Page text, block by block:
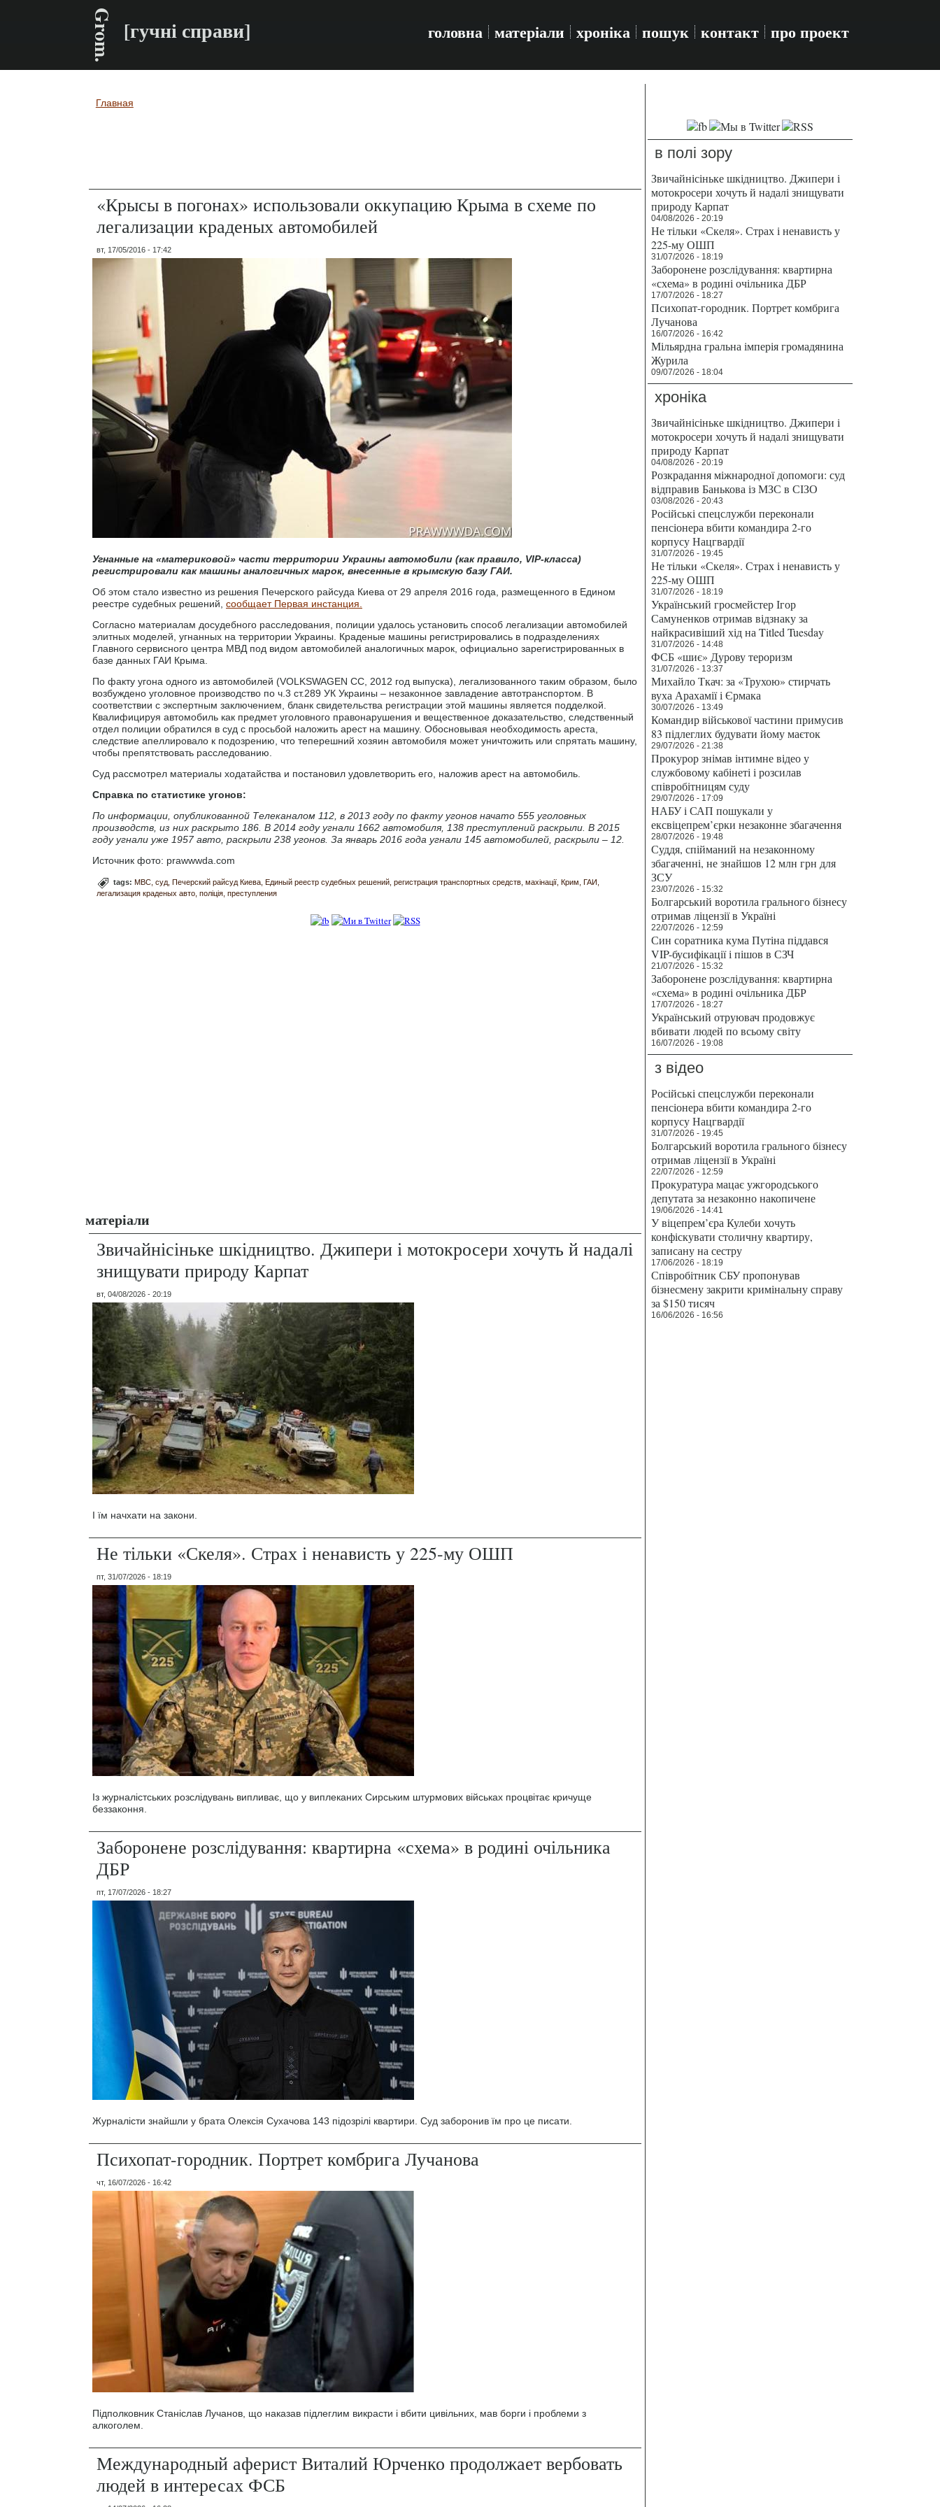
Grom. [гучні справи] головна матеріали хроніка пошук контакт про проект
Вы здесь
Главная
«Крысы в погонах» использовали оккупацию Крыма в схеме по
легализации краденых автомобилей
вт, 17/05/2016 - 17:42
Угнанные на «материковой» части территории Украины автомобили (как правило, VIP-класса)
регистрировали как машины аналогичных марок, внесенные в крымскую базу ГАИ.
Об этом стало известно из решения Печерского райсуда Киева от 29 апреля 2016 года, размещенного в Едином
реестре судебных решений, сообщает Первая инстанция.
Согласно материалам досудебного расследования, полиции удалось установить способ легализации автомобилей
элитных моделей, угнанных на территории Украины. Краденые машины регистрировались в подразделениях
Главного сервисного центра МВД под видом автомобилей аналогичных марок, официально зарегистрированных в
базе данных ГАИ Крыма.
По факту угона одного из автомобилей (VOLKSWAGEN CC, 2012 год выпуска), легализованного таким образом, было
возбуждено уголовное производство по ч.3 ст.289 УК Украины – незаконное завладение автотранспортом. В
соответствии с экспертным заключением, бланк свидетельства регистрации этой машины является подделкой.
Квалифицируя автомобиль как предмет уголовного правонарушения и вещественное доказательство, следственный
отдел полиции обратился в суд с просьбой наложить арест на машину. Обосновывая необходимость ареста,
следствие апеллировало к подозрению, что теперешний хозяин автомобиля может уничтожить или спрятать машину,
чтобы препятствовать расследованию.
Суд рассмотрел материалы ходатайства и постановил удовлетворить его, наложив арест на автомобиль.
Справка по статистике угонов:
По информации, опубликованной Телеканалом 112, в 2013 году по факту угонов начато 555 уголовных
производств, из них раскрыто 186. В 2014 году угнали 1662 автомобиля, 138 преступлений раскрыли. В 2015
году угнали уже 1957 авто, раскрыли 238 угонов. За январь 2016 года угнали 145 автомобилей, раскрыли – 12.
Источник фото: prawwwda.com
tags: МВС суд Печерский райсуд Киева Единый реестр судебных решений регистрация транспортных средств махінації Крим ГАИ
легализация краденых авто поліція преступления
матеріали
Звичайнісіньке шкідництво. Джипери і мотокросери хочуть й надалі
знищувати природу Карпат
вт, 04/08/2026 - 20:19
І їм начхати на закони.
Не тільки «Скеля». Страх і ненависть у 225-му ОШП
пт, 31/07/2026 - 18:19
Із журналістських розслідувань випливає, що у виплеканих Сирським штурмових військах процвітає кричуще
беззаконня.
Заборонене розслідування: квартирна «схема» в родині очільника
ДБР
пт, 17/07/2026 - 18:27
Журналісти знайшли у брата Олексія Сухачова 143 підозрілі квартири. Суд заборонив їм про це писати.
Психопат-городник. Портрет комбрига Лучанова
чт, 16/07/2026 - 16:42
Підполковник Станіслав Лучанов, що наказав підлеглим викрасти і вбити цивільних, мав борги і проблеми з
алкоголем.
Международный аферист Виталий Юрченко продолжает вербовать
людей в интересах ФСБ
в полі зору
Звичайнісіньке шкідництво. Джипери і
мотокросери хочуть й надалі знищувати
природу Карпат
04/08/2026 - 20:19
Не тільки «Скеля». Страх і ненависть у
225-му ОШП
31/07/2026 - 18:19
Заборонене розслідування: квартирна
«схема» в родині очільника ДБР
17/07/2026 - 18:27
Психопат-городник. Портрет комбрига
Лучанова
16/07/2026 - 16:42
Мільярдна гральна імперія громадянина
Журила
09/07/2026 - 18:04
хроніка
Звичайнісіньке шкідництво. Джипери і
мотокросери хочуть й надалі знищувати
природу Карпат
04/08/2026 - 20:19
Розкрадання міжнародної допомоги: суд
відправив Банькова із МЗС в СІЗО
03/08/2026 - 20:43
Російські спецслужби переконали
пенсіонера вбити командира 2-го
корпусу Нацгвардії
31/07/2026 - 19:45
Не тільки «Скеля». Страх і ненависть у
225-му ОШП
31/07/2026 - 18:19
Український гросмейстер Ігор
Самуненков отримав відзнаку за
найкрасивіший хід на Titled Tuesday
31/07/2026 - 14:48
ФСБ «шиє» Дурову тероризм
31/07/2026 - 13:37
Михайло Ткач: за «Трухою» стирчать
вуха Арахамії і Єрмака
30/07/2026 - 13:49
Командир військової частини примусив
83 підлеглих будувати йому маєток
29/07/2026 - 21:38
Прокурор знімав інтимне відео у
службовому кабінеті і розсилав
співробітницям суду
29/07/2026 - 17:09
НАБУ і САП пошукали у
ексвіцепрем’єрки незаконне збагачення
28/07/2026 - 19:48
Суддя, спійманий на незаконному
збагаченні, не знайшов 12 млн грн для
ЗСУ
23/07/2026 - 15:32
Болгарський воротила грального бізнесу
отримав ліцензії в Україні
22/07/2026 - 12:59
Син соратника кума Путіна піддався
VIP-бусифікації і пішов в СЗЧ
21/07/2026 - 15:32
Заборонене розслідування: квартирна
«схема» в родині очільника ДБР
17/07/2026 - 18:27
Український отруювач продовжує
вбивати людей по всьому світу
16/07/2026 - 19:08
з відео
Російські спецслужби переконали
пенсіонера вбити командира 2-го
корпусу Нацгвардії
31/07/2026 - 19:45
Болгарський воротила грального бізнесу
отримав ліцензії в Україні
22/07/2026 - 12:59
Прокуратура мацає ужгородського
депутата за незаконно накопичене
19/06/2026 - 14:41
У віцепрем’єра Кулеби хочуть
конфіскувати столичну квартиру,
записану на сестру
17/06/2026 - 18:19
Співробітник СБУ пропонував
бізнесмену закрити кримінальну справу
за $150 тисяч
16/06/2026 - 16:56